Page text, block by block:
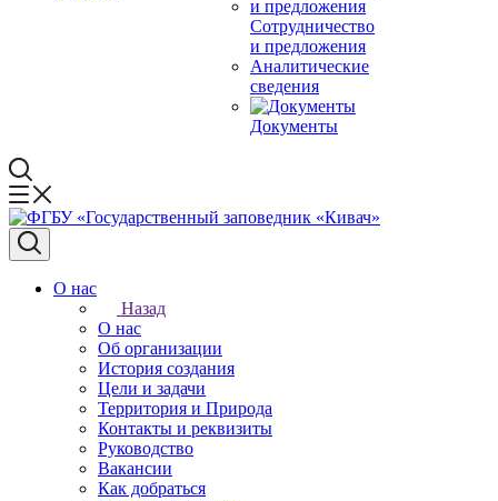
Сотрудничество
и предложения
Аналитические
сведения
Документы
О нас
Назад
О нас
Об организации
История создания
Цели и задачи
Территория и Природа
Контакты и реквизиты
Руководство
Вакансии
Как добраться